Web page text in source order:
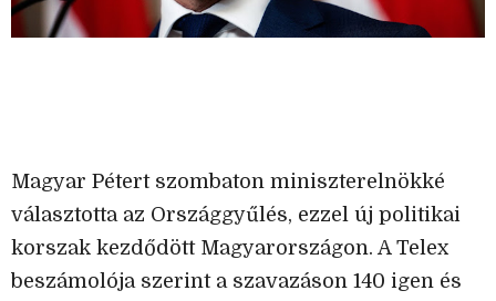
Magyar Pétert szombaton miniszterelnökké
választotta az Országgyűlés, ezzel új politikai
korszak kezdődött Magyarországon. A Telex
beszámolója szerint a szavazáson 140 igen és